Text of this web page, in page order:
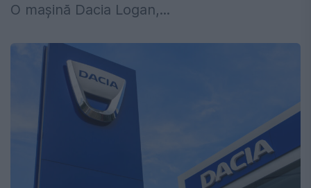
O mașină Dacia Logan,...